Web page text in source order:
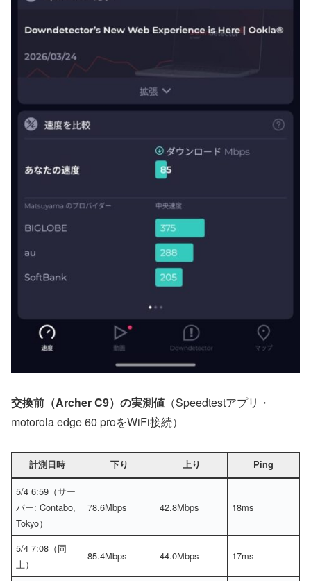
交換前（Archer C9）の実測値 （Speedtestアプリ・
motorola edge 60 proをWiFi接続）
計測日時 下り 上り Ping
5/4 6:59（サー
バー: Contabo,
Tokyo）
78.6Mbps 42.8Mbps 18ms
5/4 7:08（同
上）
85.4Mbps 44.0Mbps 17ms